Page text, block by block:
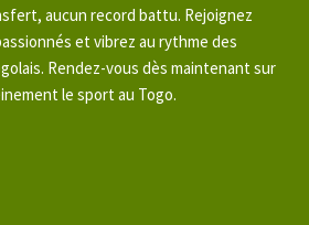
aucun record battu. Rejoignez
et vibrez au rythme des
Rendez-vous dès maintenant sur
le sport au Togo.